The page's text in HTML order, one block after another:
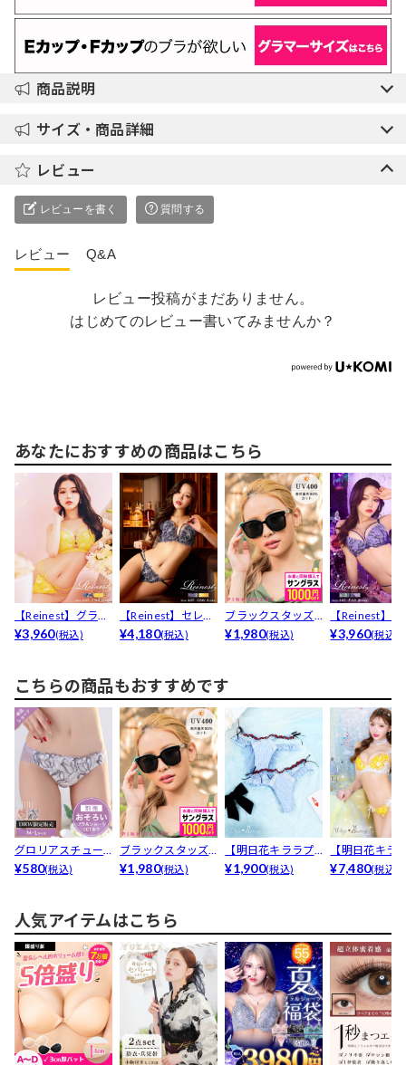
商品説明
サイズ・商品詳細
レビュー
レビューを書く 質問する
レビュー Q&A
レビュー投稿がまだありません。
はじめてのレビュー書いてみませんか？
あなたにおすすめの商品はこちら
【Reinest】グラマ
ーレースアップ...
¥3,960(税込)
【Reinest】セレス
ティアルリリー...
¥4,180(税込)
ブラックスタッズ
サングラス
¥1,980(税込)
【Reinest】
ナスバタフラ
¥3,960(税込)
こちらの商品もおすすめです
グロリアスチュー
リップバック透け
¥580(税込)
ブラックスタッズ
サングラス
¥1,980(税込)
【明日花キララプ
ロデュース/Whip
¥1,900(税込)
【明日花キラ
ロデュース/
¥7,480(税込)
人気アイテムはこちら